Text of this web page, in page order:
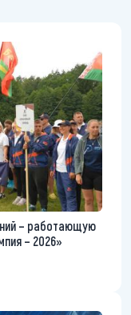
– работающую
– 2026»